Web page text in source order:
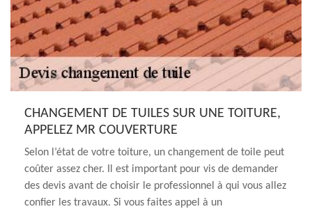
CHANGEMENT DE TUILES SUR UNE TOITURE,
APPELEZ MR COUVERTURE
Selon l’état de votre toiture, un changement de toile peut
coûter assez cher. Il est important pour vis de demander
des devis avant de choisir le professionnel à qui vous allez
confier les travaux. Si vous faites appel à un